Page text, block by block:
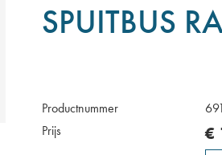
SPUITBUS
Productnummer
Prijs
€